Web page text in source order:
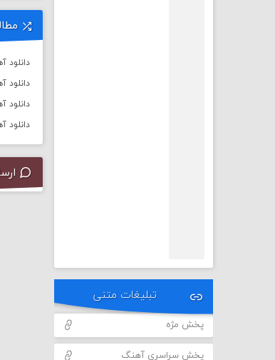
دانلود
دانلود
تبلیغات متنی
پخش مژه
پخش سراسری آهنگ